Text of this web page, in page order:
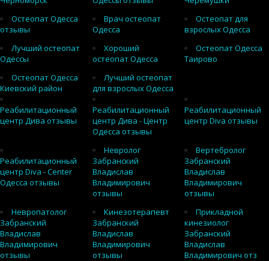
Остеопат Одесса
отзывы
Врач остеопат
Одесса
Остеопат для
взрослых Одесса
Лучший остеопат
Одессы
Хороший
остеопат Одесса
Остеопат Одесса
Таирово
Остеопат Одесса
Киевский район
Лучший остеопат
для взрослых Одесса
Реабилитационный
центр Дива отзывы
Реабилитационный
центр Дива - Центр
Одесса отзывы
Реабилитационный
центр Diva отзывы
Реабилитационный
центр Diva - Center
Одесса отзывы
Невролог
Забранский
Владислав
Владимирович
отзывы
Вертебролог
Забранский
Владислав
Владимирович
отзывы
Невропатолог
Забранский
Владислав
Владимирович
отзывы
Кинезотерапевт
Забранский
Владислав
Владимирович
отзывы
Прикладной
кинезиолог
Забранский
Владислав
Владимирович отз